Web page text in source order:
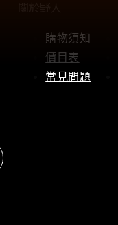
購物須知
價目表
常見問題